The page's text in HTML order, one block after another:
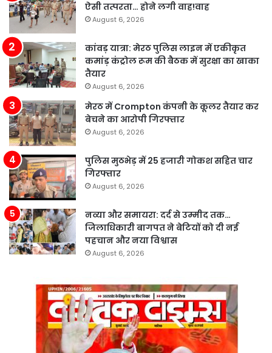
ऐसी तत्परता… होने लगी वाह!वाह
August 6, 2026
कांवड़ यात्रा: मेरठ पुलिस लाइन में एकीकृत
कमांड़ कंट्रोल रूम की बैठक में सुरक्षा का खाका
तैयार
August 6, 2026
मेरठ में Crompton कंपनी के कूलर तैयार कर
बेचने का आरोपी गिरफ्तार
August 6, 2026
पुलिस मुठभेड़ में 25 हजारी गोकश सहित चार
गिरफ्तार
August 6, 2026
नव्या और समायरा: दर्द से उम्मीद तक…
जिलाधिकारी बागपत ने बेटियों को दी नई
पहचान और नया विश्वास
August 6, 2026